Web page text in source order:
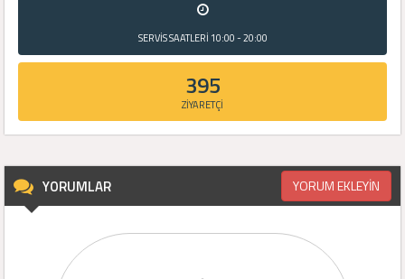
SERVİS SAATLERİ 10:00 - 20:00
395
ZİYARETÇİ
YORUMLAR YORUM EKLEYİN